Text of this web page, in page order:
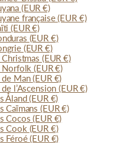
(EUR €)
française(EUR €)
(EUR €)
(EUR €)
(EUR €)
(EUR €)
Norfolk(EUR €)
de Man(EUR €)
l’Ascension(EUR €)
Åland(EUR €)
Caïmans(EUR €)
Cocos(EUR €)
Cook (EUR €)
Féroé(EUR €)